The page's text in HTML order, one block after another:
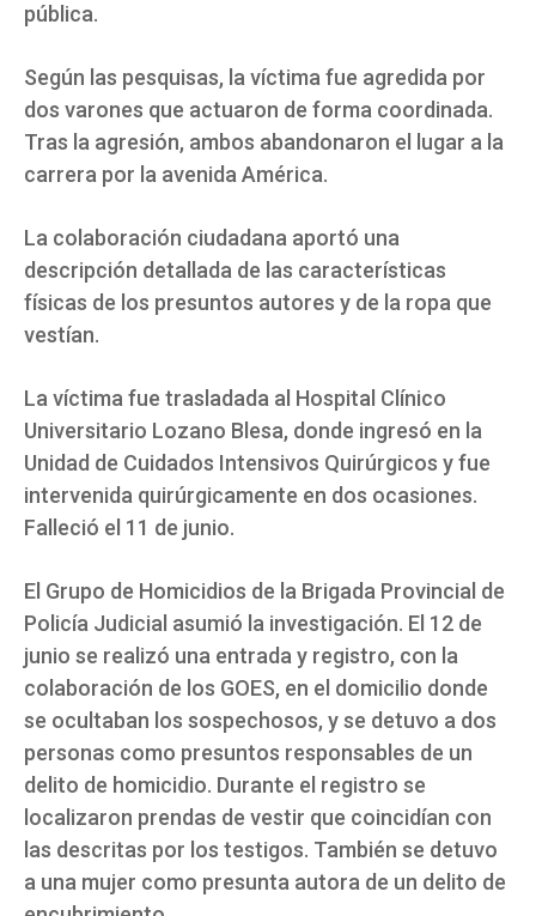
pública.
Según las pesquisas, la víctima fue agredida por
dos varones que actuaron de forma coordinada.
Tras la agresión, ambos abandonaron el lugar a la
carrera por la avenida América.
La colaboración ciudadana aportó una
descripción detallada de las características
físicas de los presuntos autores y de la ropa que
vestían.
La víctima fue trasladada al Hospital Clínico
Universitario Lozano Blesa, donde ingresó en la
Unidad de Cuidados Intensivos Quirúrgicos y fue
intervenida quirúrgicamente en dos ocasiones.
Falleció el 11 de junio.
El Grupo de Homicidios de la Brigada Provincial de
Policía Judicial asumió la investigación. El 12 de
junio se realizó una entrada y registro, con la
colaboración de los GOES, en el domicilio donde
se ocultaban los sospechosos, y se detuvo a dos
personas como presuntos responsables de un
delito de homicidio. Durante el registro se
localizaron prendas de vestir que coincidían con
las descritas por los testigos. También se detuvo
a una mujer como presunta autora de un delito de